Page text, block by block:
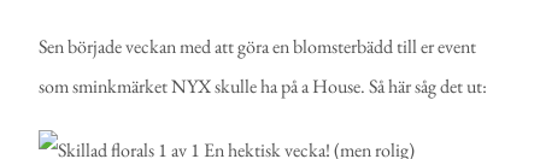
Sen började veckan med att göra en blomsterbädd till er event
som sminkmärket NYX skulle ha på a House. Så här såg det ut: